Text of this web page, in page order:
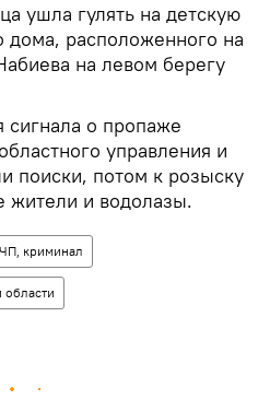
ушла гулять на детскую
дома, расположенного на
на левом берегу
сигнала о пропаже
управления и
поиски, потом к розыску
жители и водолазы.
криминал